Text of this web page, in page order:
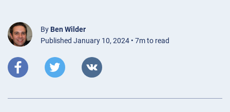
By Ben Wilder
Published January 10, 2024 • 7m to read